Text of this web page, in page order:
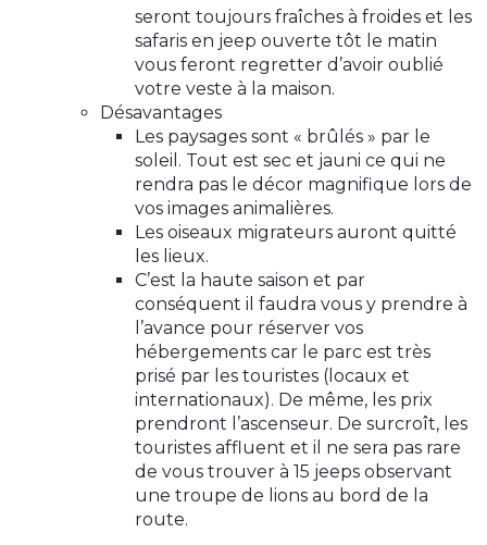
seront toujours fraîches à froides et les
safaris en jeep ouverte tôt le matin
vous feront regretter d’avoir oublié
votre veste à la maison.
Désavantages
Les paysages sont « brûlés » par le
soleil. Tout est sec et jauni ce qui ne
rendra pas le décor magnifique lors de
vos images animalières.
Les oiseaux migrateurs auront quitté
les lieux.
C’est la haute saison et par
conséquent il faudra vous y prendre à
l’avance pour réserver vos
hébergements car le parc est très
prisé par les touristes (locaux et
internationaux). De même, les prix
prendront l’ascenseur. De surcroît, les
touristes affluent et il ne sera pas rare
de vous trouver à 15 jeeps observant
une troupe de lions au bord de la
route.